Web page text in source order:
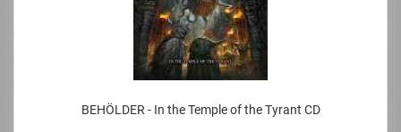
BEHÖLDER - In the Temple of the Tyrant CD